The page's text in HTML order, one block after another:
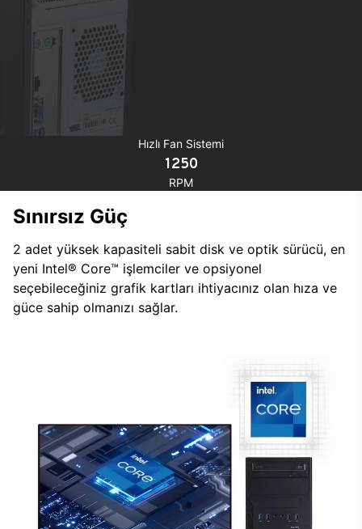
Hızlı Fan Sistemi
1250
RPM
Sınırsız Güç
2 adet yüksek kapasiteli sabit disk ve optik sürücü, en
yeni Intel® Core™ işlemciler ve opsiyonel
seçebileceğiniz grafik kartları ihtiyacınız olan hıza ve
güce sahip olmanızı sağlar.